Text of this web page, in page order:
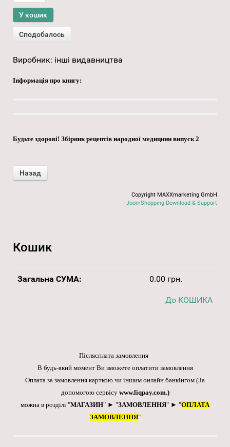
Виробник: інші видавництва
Інформація про книгу:
Будьте здорові! Збірник рецептів народної медицини випуск 2
Copyright MAXXmarketing GmbH
JoomShopping Download & Support
Кошик
Загальна СУМА: 0.00 грн.
До КОШИКА
Післясплата замовлення
В будь-який момент Ви зможете оплатити замовлення
Оплата за замовлення карткою чи іншим онлайн банкінгом (За
допомогою сервісу www.liqpay.com.)
можна в розділі "МАГАЗИН" ► "ЗАМОВЛЕННЯ" ► "ОПЛАТА
ЗАМОВЛЕННЯ"